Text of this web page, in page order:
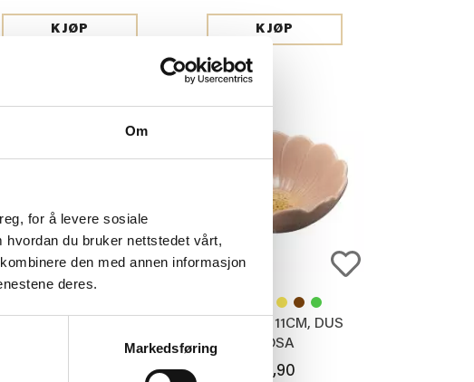
Om
for å levere sosiale
du bruker nettstedet vårt,
den med annen informasjon
deres.
Markedsføring
KJØP KJØP
SKÅL MIA 11CM, DUS
ROSA
79,90